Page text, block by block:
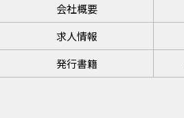
会社概要
求人情報
発行書籍